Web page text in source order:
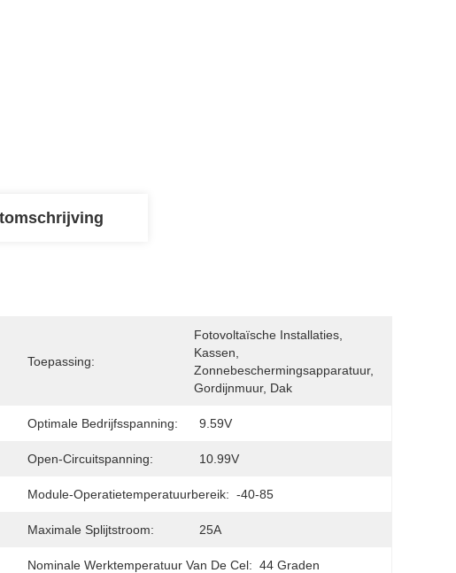
Toepassing:
Fotovoltaïsche Installaties,
Kassen,
Zonnebeschermingsapparatuur,
Gordijnmuur, Dak
Optimale Bedrijfsspanning: 9.59V
Open-Circuitspanning: 10.99V
Module-Operatietemperatuurbereik: -40-85
Maximale Splijtstroom: 25A
Nominale Werktemperatuur Van De Cel: 44 Graden